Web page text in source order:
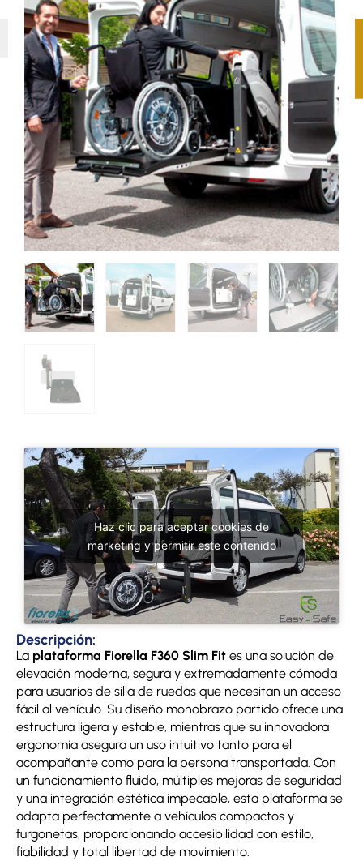
Haz clic para aceptar cookies de
marketing y permitir este contenido
Descripción:
La plataforma Fiorella F360 Slim Fit es una solución de
elevación moderna, segura y extremadamente cómoda
para usuarios de silla de ruedas que necesitan un acceso
fácil al vehículo. Su diseño monobrazo partido ofrece una
estructura ligera y estable, mientras que su innovadora
ergonomía asegura un uso intuitivo tanto para el
acompañante como para la persona transportada. Con
un funcionamiento fluido, múltiples mejoras de seguridad
y una integración estética impecable, esta plataforma se
adapta perfectamente a vehículos compactos y
furgonetas, proporcionando accesibilidad con estilo,
fiabilidad y total libertad de movimiento.